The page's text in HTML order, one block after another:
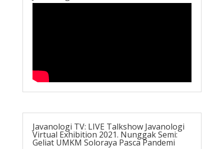
Javanologi TV: LIVE Talkshow Javanologi
Virtual Exhibition 2021. Nunggak Semi:
Geliat UMKM Soloraya Pasca Pandemi